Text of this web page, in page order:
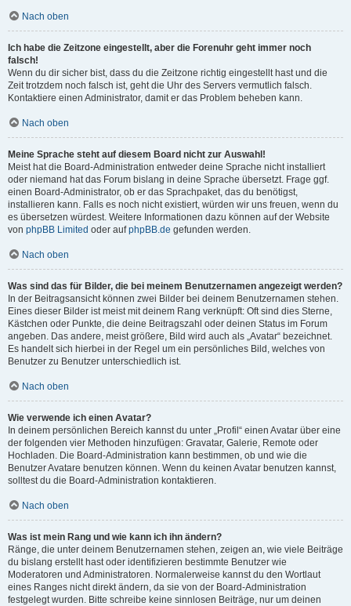
Nach oben
Ich habe die Zeitzone eingestellt, aber die Forenuhr geht immer noch
falsch!
Wenn du dir sicher bist, dass du die Zeitzone richtig eingestellt hast und die
Zeit trotzdem noch falsch ist, geht die Uhr des Servers vermutlich falsch.
Kontaktiere einen Administrator, damit er das Problem beheben kann.
Nach oben
Meine Sprache steht auf diesem Board nicht zur Auswahl!
Meist hat die Board-Administration entweder deine Sprache nicht installiert
oder niemand hat das Forum bislang in deine Sprache übersetzt. Frage ggf.
einen Board-Administrator, ob er das Sprachpaket, das du benötigst,
installieren kann. Falls es noch nicht existiert, würden wir uns freuen, wenn du
es übersetzen würdest. Weitere Informationen dazu können auf der Website
von phpBB Limited oder aufphpBB.de gefunden werden.
Nach oben
Was sind das für Bilder, die bei meinem Benutzernamen angezeigt werden?
In der Beitragsansicht können zwei Bilder bei deinem Benutzernamen stehen.
Eines dieser Bilder ist meist mit deinem Rang verknüpft: Oft sind dies Sterne,
Kästchen oder Punkte, die deine Beitragszahl oder deinen Status im Forum
angeben. Das andere, meist größere, Bild wird auch als „Avatar“ bezeichnet.
Es handelt sich hierbei in der Regel um ein persönliches Bild, welches von
Benutzer zu Benutzer unterschiedlich ist.
Nach oben
Wie verwende ich einen Avatar?
In deinem persönlichen Bereich kannst du unter „Profil“ einen Avatar über eine
der folgenden vier Methoden hinzufügen: Gravatar, Galerie, Remote oder
Hochladen. Die Board-Administration kann bestimmen, ob und wie die
Benutzer Avatare benutzen können. Wenn du keinen Avatar benutzen kannst,
solltest du die Board-Administration kontaktieren.
Nach oben
Was ist mein Rang und wie kann ich ihn ändern?
Ränge, die unter deinem Benutzernamen stehen, zeigen an, wie viele Beiträge
du bislang erstellt hast oder identifizieren bestimmte Benutzer wie
Moderatoren und Administratoren. Normalerweise kannst du den Wortlaut
eines Ranges nicht direkt ändern, da sie von der Board-Administration
festgelegt wurden. Bitte schreibe keine sinnlosen Beiträge, nur um deinen